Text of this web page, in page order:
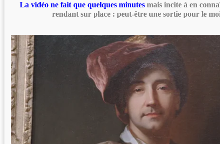
La vidéo ne fait que quelques minutes mais incite à en
rendant sur place : peut-être une sortie pour le